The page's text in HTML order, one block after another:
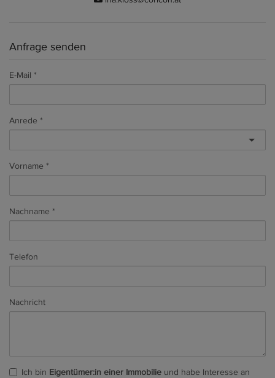
Anfrage senden
E-Mail
Anrede
Vorname
Nachname
Telefon
Nachricht
Ich bin Eigentümer:in einer Immobilie und habe Interesse an